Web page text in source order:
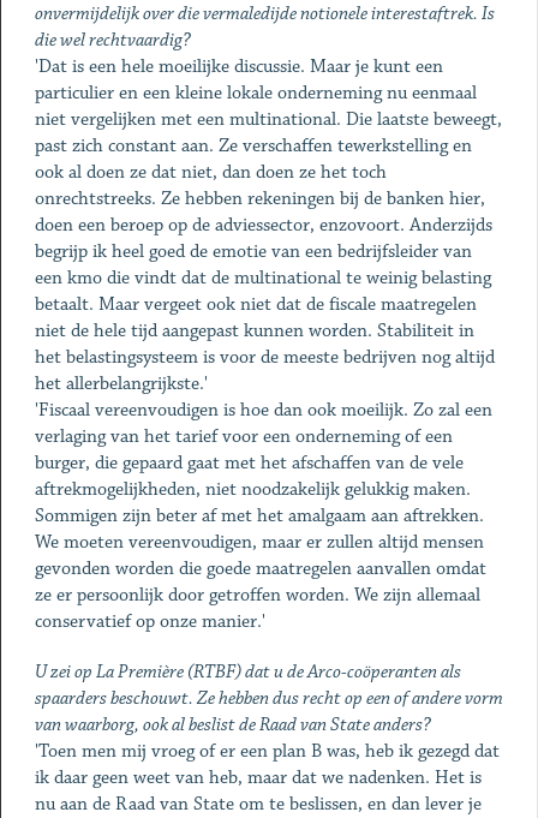
onvermijdelijk over die vermaledijde notionele interestaftrek. Is
die wel rechtvaardig?
'Dat is een hele moeilijke discussie. Maar je kunt een
particulier en een kleine lokale onderneming nu eenmaal
niet vergelijken met een multinational. Die laatste beweegt,
past zich constant aan. Ze verschaffen tewerkstelling en
ook al doen ze dat niet, dan doen ze het toch
onrechtstreeks. Ze hebben rekeningen bij de banken hier,
doen een beroep op de adviessector, enzovoort. Anderzijds
begrijp ik heel goed de emotie van een bedrijfsleider van
een kmo die vindt dat de multinational te weinig belasting
betaalt. Maar vergeet ook niet dat de fiscale maatregelen
niet de hele tijd aangepast kunnen worden. Stabiliteit in
het belastingsysteem is voor de meeste bedrijven nog altijd
het allerbelangrijkste.'
'Fiscaal vereenvoudigen is hoe dan ook moeilijk. Zo zal een
verlaging van het tarief voor een onderneming of een
burger, die gepaard gaat met het afschaffen van de vele
aftrekmogelijkheden, niet noodzakelijk gelukkig maken.
Sommigen zijn beter af met het amalgaam aan aftrekken.
We moeten vereenvoudigen, maar er zullen altijd mensen
gevonden worden die goede maatregelen aanvallen omdat
ze er persoonlijk door getroffen worden. We zijn allemaal
conservatief op onze manier.'
U zei op La Première (RTBF) dat u de Arco-coöperanten als
spaarders beschouwt. Ze hebben dus recht op een of andere vorm
van waarborg, ook al beslist de Raad van State anders?
'Toen men mij vroeg of er een plan B was, heb ik gezegd dat
ik daar geen weet van heb, maar dat we nadenken. Het is
nu aan de Raad van State om te beslissen, en dan lever je